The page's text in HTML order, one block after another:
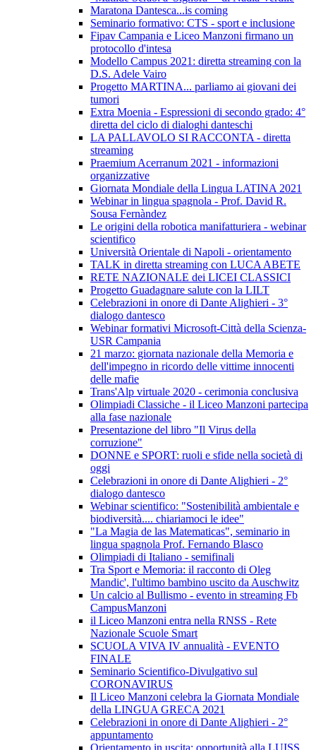
Maratona Dantesca...is coming
Seminario formativo: CTS - sport e inclusione
Fipav Campania e Liceo Manzoni firmano un
protocollo d'intesa
Modello Campus 2021: diretta streaming con la
D.S. Adele Vairo
Progetto MARTINA... parliamo ai giovani dei
tumori
Extra Moenia - Espressioni di secondo grado: 4°
diretta del ciclo di dialoghi danteschi
LA PALLAVOLO SI RACCONTA - diretta
streaming
Praemium Acerranum 2021 - informazioni
organizzative
Giornata Mondiale della Lingua LATINA 2021
Webinar in lingua spagnola - Prof. David R.
Sousa Fernàndez
Le origini della robotica manifatturiera - webinar
scientifico
Università Orientale di Napoli - orientamento
TALK in diretta streaming con LUCA ABETE
RETE NAZIONALE dei LICEI CLASSICI
Progetto Guadagnare salute con la LILT
Celebrazioni in onore di Dante Alighieri - 3°
dialogo dantesco
Webinar formativi Microsoft-Città della Scienza-
USR Campania
21 marzo: giornata nazionale della Memoria e
dell'impegno in ricordo delle vittime innocenti
delle mafie
Trans'Alp virtuale 2020 - cerimonia conclusiva
Olimpiadi Classiche - il Liceo Manzoni partecipa
alla fase nazionale
Presentazione del libro "Il Virus della
corruzione"
DONNE e SPORT: ruoli e sfide nella società di
oggi
Celebrazioni in onore di Dante Alighieri - 2°
dialogo dantesco
Webinar scientifico: "Sostenibilità ambientale e
biodiversità.... chiariamoci le idee"
"La Magia de las Matematicas", seminario in
lingua spagnola Prof. Fernando Blasco
Olimpiadi di Italiano - semifinali
Tra Sport e Memoria: il racconto di Oleg
Mandic', l'ultimo bambino uscito da Auschwitz
Un calcio al Bullismo - evento in streaming Fb
CampusManzoni
il Liceo Manzoni entra nella RNSS - Rete
Nazionale Scuole Smart
SCUOLA VIVA IV annualità - EVENTO
FINALE
Seminario Scientifico-Divulgativo sul
CORONAVIRUS
Il Liceo Manzoni celebra la Giornata Mondiale
della LINGUA GRECA 2021
Celebrazioni in onore di Dante Alighieri - 2°
appuntamento